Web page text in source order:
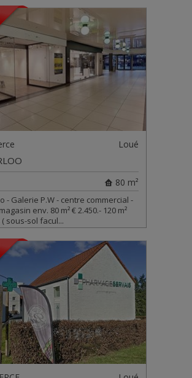
Loué
80 m²
- Galerie P.W - centre commercial -
env. 80 m² € 2.450.- 120 m²
sous-sol facul...